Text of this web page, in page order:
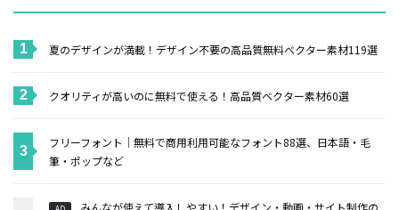
夏のデザインが満載！デザイン不要の高品質無料ベクター素材119選
クオリティが高いのに無料で使える！高品質ベクター素材60選
フリーフォント｜無料で商用利用可能なフォント88選、日本語・毛
筆・ポップなど
AD みんなが使えて導入しやすい！デザイン・動画・サイト制作の